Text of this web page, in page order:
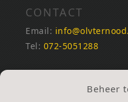
Beheer
CONTACT
Email:
Tel: 072-5051288
NL25INGB0000672168